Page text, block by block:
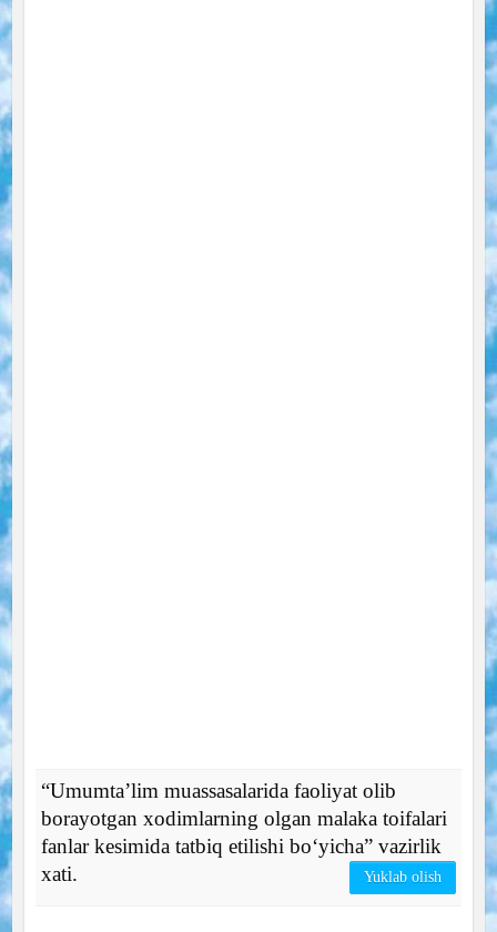
“Umumtaʼlim muassasalarida faoliyat olib
borayotgan xodimlarning olgan malaka toifalari
fanlar kesimida tatbiq etilishi boʻyicha” vazirlik
xati.
Yuklab olish